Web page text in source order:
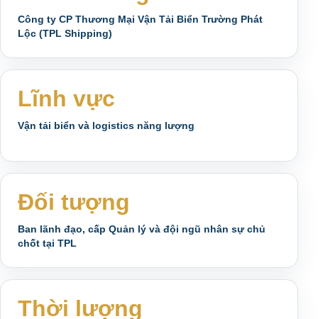
Công ty CP Thương Mại Vận Tải Biển Trường Phát
Lộc (TPL Shipping)
Lĩnh vực
Vận tải biển và logistics năng lượng
Đối tượng
Ban lãnh đạo, cấp Quản lý và đội ngũ nhân sự chủ
chốt tại TPL
Thời lượng